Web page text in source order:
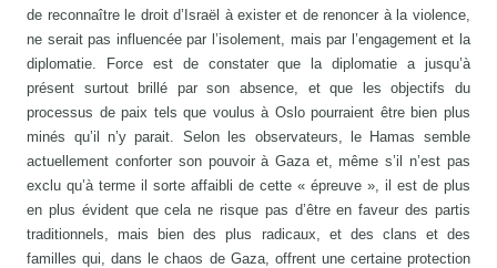
de reconnaître le droit d’Israël à exister et de renoncer à la violence,
ne serait pas influencée par l’isolement, mais par l’engagement et la
diplomatie. Force est de constater que la diplomatie a jusqu’à
présent surtout brillé par son absence, et que les objectifs du
processus de paix tels que voulus à Oslo pourraient être bien plus
minés qu’il n’y parait. Selon les observateurs, le Hamas semble
actuellement conforter son pouvoir à Gaza et, même s’il n’est pas
exclu qu’à terme il sorte affaibli de cette « épreuve », il est de plus
en plus évident que cela ne risque pas d’être en faveur des partis
traditionnels, mais bien des plus radicaux, et des clans et des
familles qui, dans le chaos de Gaza, offrent une certaine protection